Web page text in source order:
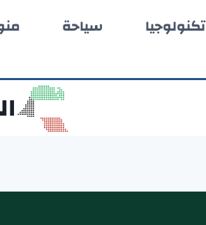
تكنولوجيا سياحة